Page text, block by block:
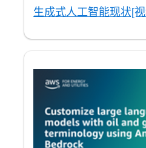
生成式人工智能现状[